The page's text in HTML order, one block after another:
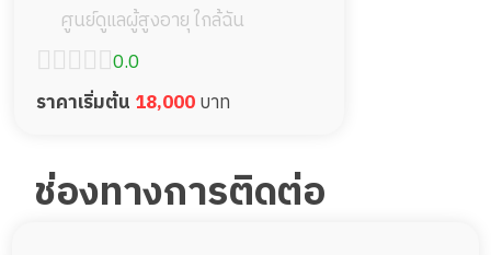
ศูนย์ดูแลผู้สูงอายุ ใกล้ฉัน
0.0
ราคาเริ่มต้น 18,000บาท
ช่องทางการติดต่อ